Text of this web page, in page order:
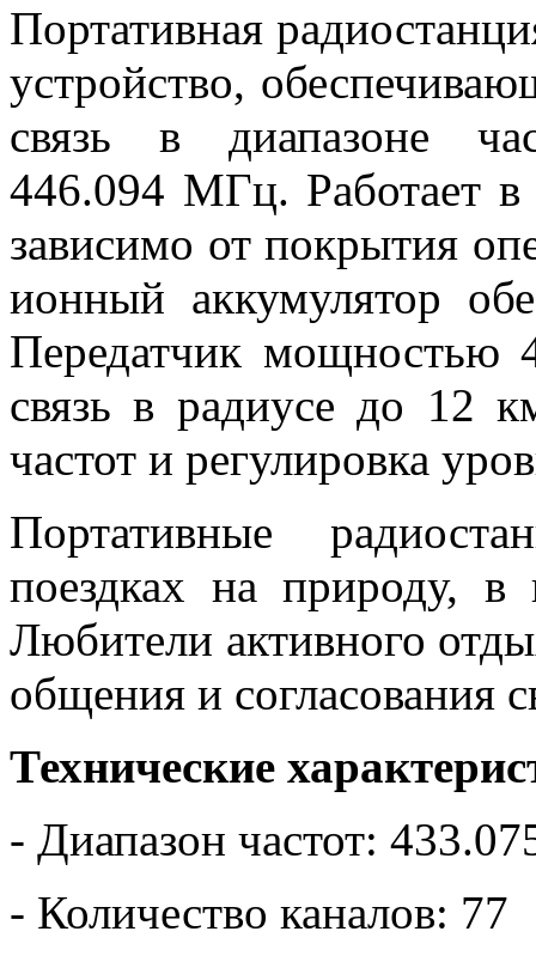
Портативная
устройство,
связь в диапазоне
446.094 МГц. Работает
зависимо от покрытия
ионный аккумулятор
Передатчик мощностью
связь в радиусе до 12
частот и регулировка
Портативные
поездках на природу,
Любители активного
общения и согласования
Технические
- Диапазон частот:
- Количество каналов: 77